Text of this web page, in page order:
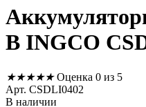
В INGCO
★★★★★ Оценка 0 из 5
Арт. CSDLI0402
В наличии